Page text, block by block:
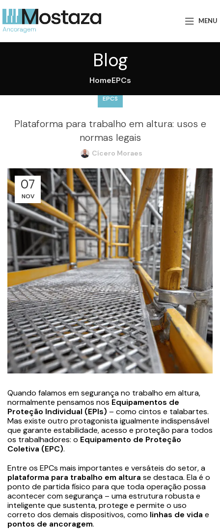
MENU
Blog
HomeEPCs
EPCS
Plataforma para trabalho em altura: usos e
normas legais
Cícero Moraes
07
NOV
Quando falamos em segurança no trabalho em altura,
normalmente pensamos nos Equipamentos de
Proteção Individual (EPIs) – como cintos e talabartes.
Mas existe outro protagonista igualmente indispensável
que garante estabilidade, acesso e proteção para todos
os trabalhadores: o Equipamento de Proteção
Coletiva (EPC).
Entre os EPCs mais importantes e versáteis do setor, a
plataforma para trabalho em altura se destaca. Ela é o
ponto de partida físico para que toda operação possa
acontecer com segurança – uma estrutura robusta e
inteligente que sustenta, protege e permite o uso
correto dos demais dispositivos, como linhas de vida e
pontos de ancoragem.